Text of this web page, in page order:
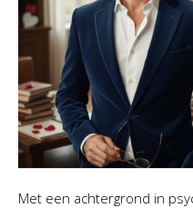
Met een achtergrond in